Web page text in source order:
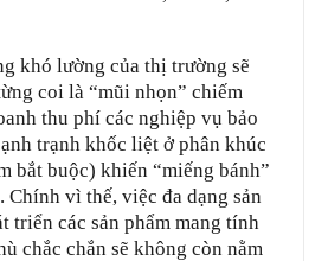
khó lường của thị trường sẽ
coi là “mũi nhọn” chiếm
thu phí các nghiệp vụ bảo
trạnh khốc liệt ở phân khúc
bắt buộc) khiến “miếng bánh”
Chính vì thế, việc đa dạng sản
triển các sản phẩm mang tính
chắc chắn sẽ không còn nằm